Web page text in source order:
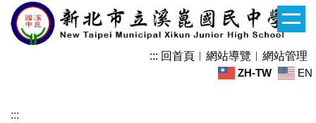
跳
到
區
::: 回首頁 ︱ 網站導覽 ︱ 網站管理
ZH-TW
EN
:::